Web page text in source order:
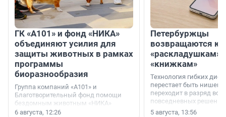
ГК «А101» и фонд «НИКА»
объединяют усилия для
защиты животных в рамках
программы
биоразнообразия
Группа компаний «А101» и
Благотворительный фонд помощи
бездомным животным «НИКА»
заключили соглашение о
6 августа, 12:26
Петербуржцы
возвращаются к
«раскладушкам»
«книжкам»
Технология гибких
перестает быть
переходит в разряд
повседневных
5 августа, 13:56